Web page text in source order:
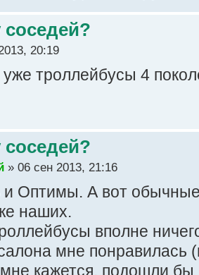
соседей?
20:19
троллейбусы 4
соседей?
» 06 сен 2013, 21:16
и Оптимы. А вот
наших.
вполне
мне понравилась
кажется, подошли